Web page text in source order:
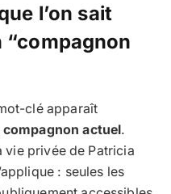
l’on sait
“compagnon
clé apparaît
compagnon actuel.
vie privée de Patricia
: seules les